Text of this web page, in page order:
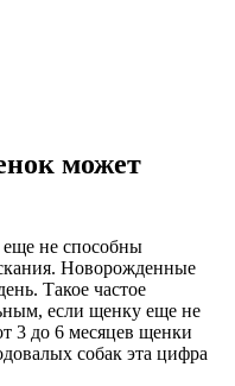
может
не способны
Новорожденные
Такое частое
если щенку еще не
3 до 6 месяцев щенки
собак эта цифра